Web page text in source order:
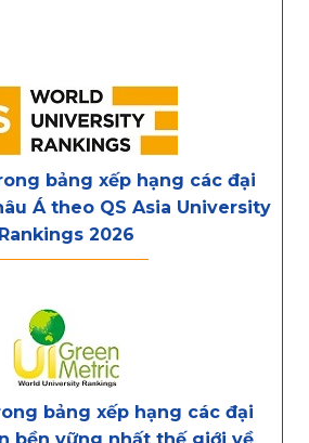
bảng xếp hạng các đại
Á theo QS Asia University
Rankings 2026
bảng xếp hạng các đại